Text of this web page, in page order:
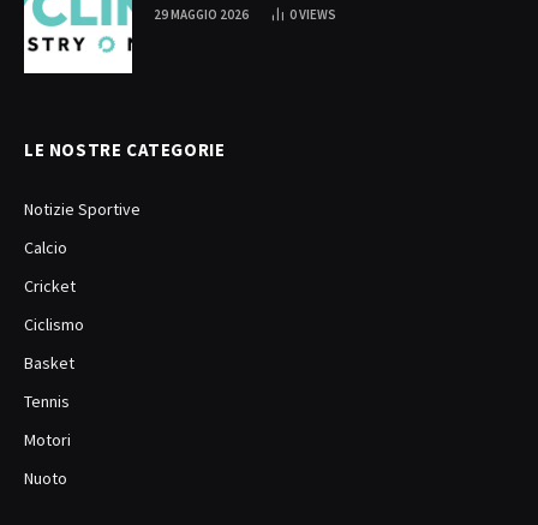
29 MAGGIO 2026 0VIEWS
LE NOSTRE CATEGORIE
Notizie Sportive
Calcio
Cricket
Ciclismo
Basket
Tennis
Motori
Nuoto